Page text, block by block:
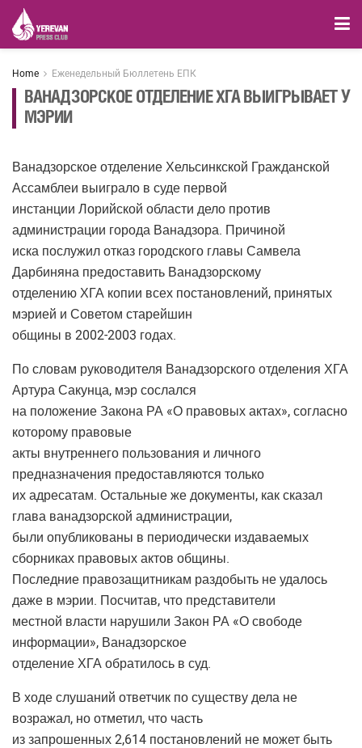
Home Еженедельный Бюллетень ЕПК
ВАНАДЗОРСКОЕ ОТДЕЛЕНИЕ ХГА ВЫИГРЫВАЕТ У
МЭРИИ
Ванадзорское отделение Хельсинкской Гражданской
Ассамблеи выиграло в суде первой
инстанции Лорийской области дело против
администрации города Ванадзора. Причиной
иска послужил отказ городского главы Самвела
Дарбиняна предоставить Ванадзорскому
отделению ХГА копии всех постановлений, принятых
мэрией и Советом старейшин
общины в 2002-2003 годах.
По словам руководителя Ванадзорского отделения ХГА
Артура Сакунца, мэр сослался
на положение Закона РА «О правовых актах», согласно
которому правовые
акты внутреннего пользования и личного
предназначения предоставляются только
их адресатам. Остальные же документы, как сказал
глава ванадзорской администрации,
были опубликованы в периодически издаваемых
сборниках правовых актов общины.
Последние правозащитникам раздобыть не удалось
даже в мэрии. Посчитав, что представители
местной власти нарушили Закон РА «О свободе
информации», Ванадзорское
отделение ХГА обратилось в суд.
В ходе слушаний ответчик по существу дела не
возражал, но отметил, что часть
из запрошенных 2,614 постановлений не может быть